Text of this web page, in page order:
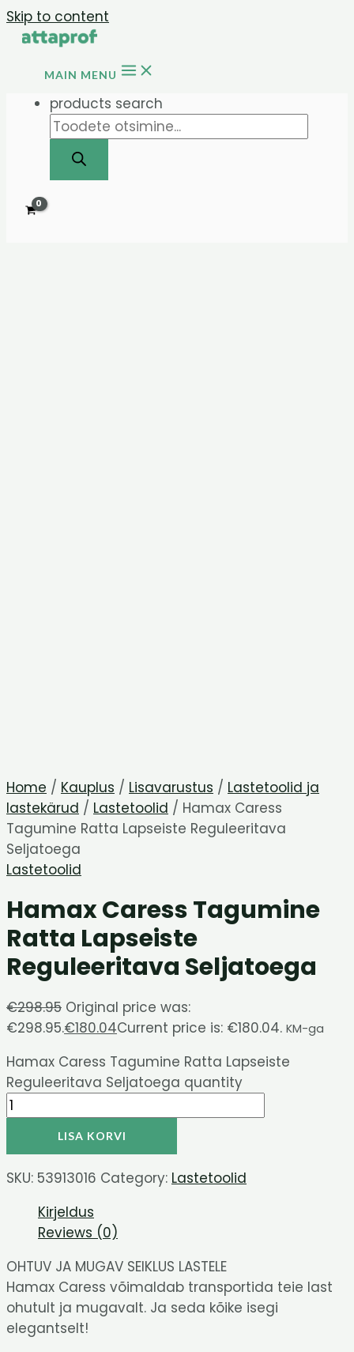
Skip to content
MAIN MENU
products search
Home / Kauplus / Lisavarustus / Lastetoolid ja
lastekärud / Lastetoolid / Hamax Caress
Tagumine Ratta Lapseiste Reguleeritava
Seljatoega
Lastetoolid
Hamax Caress Tagumine
Ratta Lapseiste
Reguleeritava Seljatoega
€298.95 Original price was:
€298.95.€180.04Current price is: €180.04. KM-ga
Hamax Caress Tagumine Ratta Lapseiste
Reguleeritava Seljatoega quantity
LISA KORVI
SKU: 53913016 Category: Lastetoolid
Kirjeldus
Reviews (0)
OHTUV JA MUGAV SEIKLUS LASTELE
Hamax Caress võimaldab transportida teie last
ohutult ja mugavalt. Ja seda kõike isegi
elegantselt!